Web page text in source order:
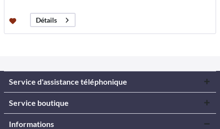
Détails
Service d'assistance téléphonique
Service boutique
Informations